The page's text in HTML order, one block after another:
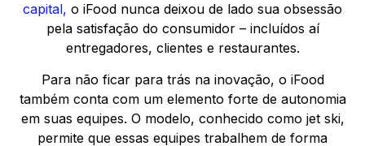
capital, o iFood nunca deixou de lado sua obsessão
pela satisfação do consumidor – incluídos aí
entregadores, clientes e restaurantes.
Para não ficar para trás na inovação, o iFood
também conta com um elemento forte de autonomia
em suas equipes. O modelo, conhecido como jet ski,
permite que essas equipes trabalhem de forma